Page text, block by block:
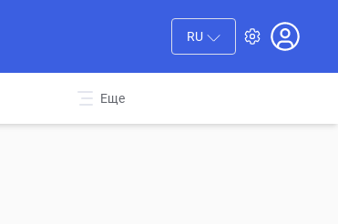
RU
Еще